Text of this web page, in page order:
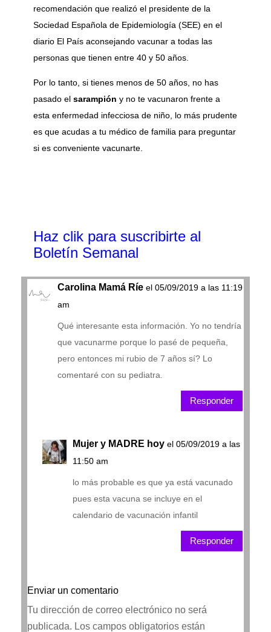
recomendación que realizó el presidente de la
Sociedad Española de Epidemiología (SEE) en el
diario El País aconsejando vacunar a todas las
personas que tienen entre 40 y 50 años.
Por lo tanto, si tienes menos de 50 años, no has
pasado el sarampión y no te vacunaron frente a
esta enfermedad infecciosa de niño, lo más prudente
es que acudas a tu médico de familia para preguntar
si es conveniente vacunarte.
Haz clik para suscribirte al
Boletín Semanal
Carolina Mamá Ríe el 05/09/2019 a las 11:19
am
Qué interesante esta información. Yo no tendría
que vacunarme porque lo pasé de pequeña,
pero entonces mi rubio de 7 años sí? Lo
comentaré con su pediatra.
Responder
Mujer y MADRE hoy el 05/09/2019 a las
11:50 am
lo más probable es que ya está vacunado
pues esta vacuna se incluye en el
calendario de vacunación infantil
Responder
Enviar un comentario
Tu dirección de correo electrónico no será
publicada. Los campos obligatorios están